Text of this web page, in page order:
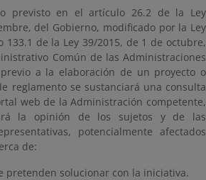
previsto en el artículo 26.2 de la Ley
del Gobierno, modificado por la Ley
133.1 de la Ley 39/2015, de 1 de octubre,
Común de las Administraciones
a la elaboración de un proyecto o
reglamento se sustanciará una consulta
web de la Administración competente,
la opinión de los sujetos y de las
potencialmente afectados
de:
pretenden solucionar con la iniciativa.